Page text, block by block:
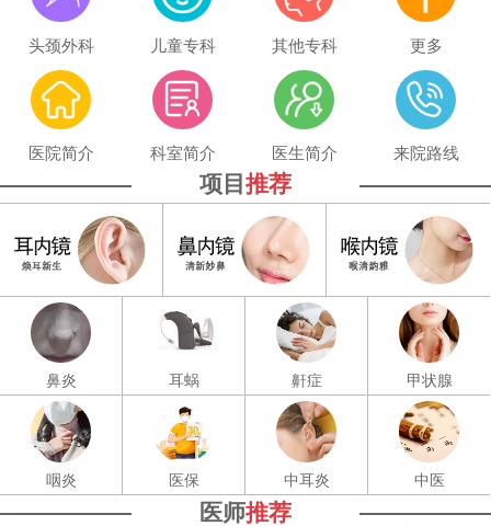
头颈外科 儿童专科 其他专科 更多
医院简介 科室简介 医生简介 来院路线
项目 推荐
鼻炎 耳蜗 鼾症 甲状腺
咽炎 医保 中耳炎 中医
医师推荐